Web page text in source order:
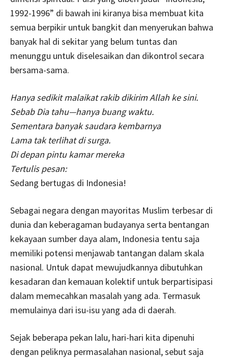
1992-1996” di bawah ini kiranya bisa membuat kita
semua berpikir untuk bangkit dan menyerukan bahwa
banyak hal di sekitar yang belum tuntas dan
menunggu untuk diselesaikan dan dikontrol secara
bersama-sama.
Hanya sedikit malaikat rakib dikirim Allah ke sini.
Sebab Dia tahu—hanya buang waktu.
Sementara banyak saudara kembarnya
Lama tak terlihat di surga.
Di depan pintu kamar mereka
Tertulis pesan:
Sedang bertugas di Indonesia!
Sebagai negara dengan mayoritas Muslim terbesar di
dunia dan keberagaman budayanya serta bentangan
kekayaan sumber daya alam, Indonesia tentu saja
memiliki potensi menjawab tantangan dalam skala
nasional. Untuk dapat mewujudkannya dibutuhkan
kesadaran dan kemauan kolektif untuk berpartisipasi
dalam memecahkan masalah yang ada. Termasuk
memulainya dari isu-isu yang ada di daerah.
Sejak beberapa pekan lalu, hari-hari kita dipenuhi
dengan peliknya permasalahan nasional, sebut saja